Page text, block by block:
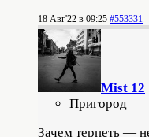
18 Авг'22 в 09:25 #553331
Mist 12
Пригород
Зачем терпеть —